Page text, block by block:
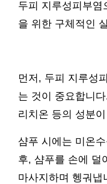
두피 지루성피부염
을 위한 구체적인
먼저, 두피 지루성
는 것이 중요합니
리치온 등의 성분
샴푸 시에는 미온
후, 샴푸를 손에 덜
마사지하며 헹궈냅